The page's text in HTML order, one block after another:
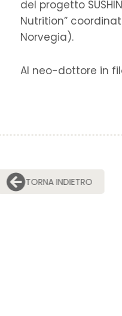
del progetto
Nutrition”
Norvegia).
Al neo-dottore in
TORNA INDIETRO